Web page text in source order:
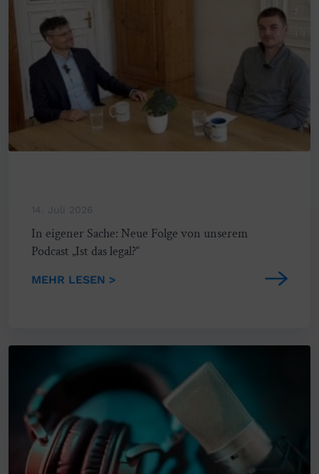
14. Juli 2026
In eigener Sache: Neue Folge von unserem
Podcast „Ist das legal?“
MEHR LESEN >